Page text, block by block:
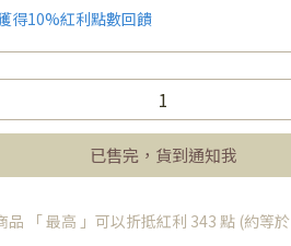
得10%紅利點數回饋
已售完，貨到通知我
品 「 最高 」可以折抵紅利 343 點 (約等於